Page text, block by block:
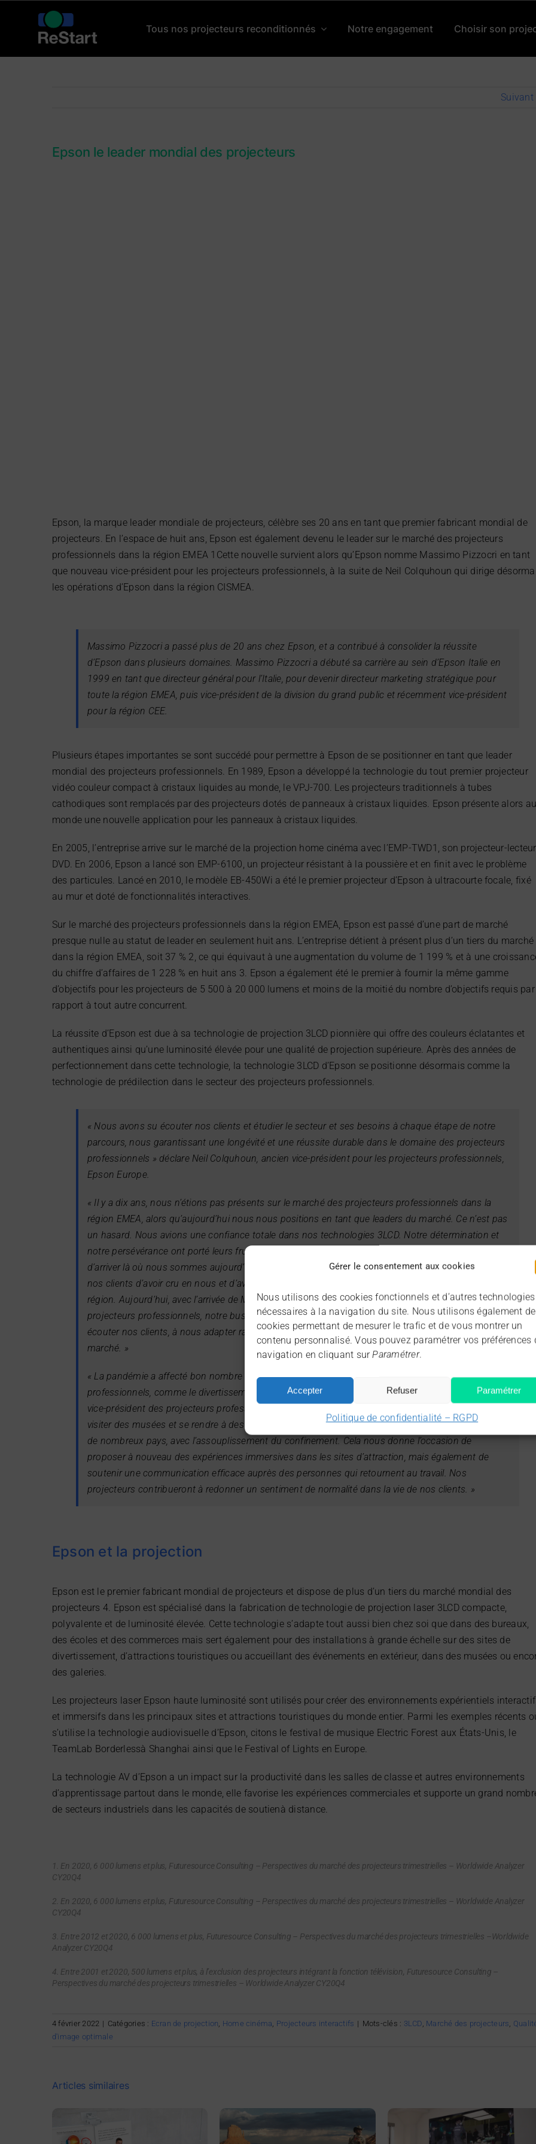
Gérer le consentement aux cookies
Nous utilisons des cookies fonctionnels et d’autres technologies
nécessaires à la navigation du site. Nous utilisons également
cookies permettant de mesurer le trafic et de vous montrer un
contenu personnalisé. Vous pouvez paramétrer vos préférences
navigation en cliquant surParamétrer.
Accepter Refuser Paramétrer
Politique de confidentialité – RGPD
Tous nos projecteurs reconditionnés Notre engagement Choisir son
Suivant
Epson le leader mondial des projecteurs
Epson, la marque leader mondiale de projecteurs, célèbre ses 20 ans en tant que premier fabricant mondial de
projecteurs. En l’espace de huit ans, Epson est également devenu le leader sur le marché des projecteurs
professionnels dans la région EMEA 1Cette nouvelle survient alors qu’Epson nomme Massimo Pizzocri en tant
que nouveau vice-président pour les projecteurs professionnels, à la suite de Neil Colquhoun qui dirige
les opérations d’Epson dans la région CISMEA.
Massimo Pizzocri a passé plus de 20 ans chez Epson, et a contribué à consolider la réussite
d’Epson dans plusieurs domaines. Massimo Pizzocri a débuté sa carrière au sein d’Epson Italie en
1999 en tant que directeur général pour l’Italie, pour devenir directeur marketing stratégique pour
toute la région EMEA, puis vice-président de la division du grand public et récemment vice-président
pour la région CEE.
Plusieurs étapes importantes se sont succédé pour permettre à Epson de se positionner en tant que leader
mondial des projecteurs professionnels. En 1989, Epson a développé la technologie du tout premier projecteur
vidéo couleur compact à cristaux liquides au monde, le VPJ-700. Les projecteurs traditionnels à tubes
cathodiques sont remplacés par des projecteurs dotés de panneaux à cristaux liquides. Epson présente alors
monde une nouvelle application pour les panneaux à cristaux liquides.
En 2005, l’entreprise arrive sur le marché de la projection home cinéma avec l’EMP-TWD1, son projecteur-lecteur
DVD. En 2006, Epson a lancé son EMP-6100, un projecteur résistant à la poussière et en finit avec le problème
des particules. Lancé en 2010, le modèle EB-450Wi a été le premier projecteur d’Epson à ultracourte focale, fixé
au mur et doté de fonctionnalités interactives.
Sur le marché des projecteurs professionnels dans la région EMEA, Epson est passé d’une part de marché
presque nulle au statut de leader en seulement huit ans. L’entreprise détient à présent plus d’un tiers du marché
dans la région EMEA, soit 37 % 2, ce qui équivaut à une augmentation du volume de 1 199 % et à une
du chiffre d’affaires de 1 228 % en huit ans 3. Epson a également été le premier à fournir la même gamme
d’objectifs pour les projecteurs de 5 500 à 20 000 lumens et moins de la moitié du nombre d’objectifs requis par
rapport à tout autre concurrent.
La réussite d’Epson est due à sa technologie de projection 3LCD pionnière qui offre des couleurs éclatantes et
authentiques ainsi qu’une luminosité élevée pour une qualité de projection supérieure. Après des années de
perfectionnement dans cette technologie, la technologie 3LCD d’Epson se positionne désormais comme la
technologie de prédilection dans le secteur des projecteurs professionnels.
« Nous avons su écouter nos clients et étudier le secteur et ses besoins à chaque étape de notre
parcours, nous garantissant une longévité et une réussite durable dans le domaine des projecteurs
professionnels » déclare Neil Colquhoun, ancien vice-président pour les projecteurs professionnels,
Epson Europe.
« Il y a dix ans, nous n’étions pas présents sur le marché des projecteurs professionnels dans la
région EMEA, alors qu’aujourd’hui nous nous positions en tant que leaders du marché. Ce n’est pas
un hasard. Nous avions une confiance totale dans nos technologies 3LCD. Notre détermination et
notre persévérance ont porté leurs fruits, sans oublier le soutien de nos clients, qui nous ont permis
d’arriver là où nous sommes aujourd’hui. Je souhaiterais profiter de cette occasion pour remercier
nos clients d’avoir cru en nous et d’avoir permis de réaliser de grands projets dans toute notre
région. Aujourd’hui, avec l’arrivée de Massimo Pizzocri en tant que nouveau vice-président des
projecteurs professionnels, notre business est entre de bonnes mains. Nous continuerons à
écouter nos clients, à nous adapter rapidement aux changements et à répondre aux besoins du
marché. »
« La pandémie a affecté bon nombre de nos segments clés sur le marché des projecteurs
professionnels, comme le divertissement, l’hôtellerie et l’événementiel », déclare Massimo Pizzocri,
vice-président des projecteurs professionnels. « Beaucoup de nos privilèges ont été limités, comme
visiter des musées et se rendre à des concerts et au théâtre. Ils refont à présent leur apparition dans
de nombreux pays, avec l’assouplissement du confinement. Cela nous donne l’occasion de
proposer à nouveau des expériences immersives dans les sites d’attraction, mais également de
soutenir une communication efficace auprès des personnes qui retournent au travail. Nos
projecteurs contribueront à redonner un sentiment de normalité dans la vie de nos clients. »
Epson et la projection
Epson est le premier fabricant mondial de projecteurs et dispose de plus d’un tiers du marché mondial des
projecteurs 4. Epson est spécialisé dans la fabrication de technologie de projection laser 3LCD compacte,
polyvalente et de luminosité élevée. Cette technologie s’adapte tout aussi bien chez soi que dans des bureaux,
des écoles et des commerces mais sert également pour des installations à grande échelle sur des sites de
divertissement, d’attractions touristiques ou accueillant des événements en extérieur, dans des musées ou
des galeries.
Les projecteurs laser Epson haute luminosité sont utilisés pour créer des environnements expérientiels
et immersifs dans les principaux sites et attractions touristiques du monde entier. Parmi les exemples récents
s’utilise la technologie audiovisuelle d’Epson, citons le festival de musique Electric Forest aux États-Unis, le
TeamLab Borderlessà Shanghai ainsi que le Festival of Lights en Europe.
La technologie AV d’Epson a un impact sur la productivité dans les salles de classe et autres environnements
d’apprentissage partout dans le monde, elle favorise les expériences commerciales et supporte un grand
de secteurs industriels dans les capacités de soutienà distance.
1. En 2020, 6 000 lumens et plus, Futuresource Consulting – Perspectives du marché des projecteurs trimestrielles – Worldwide Analyzer
CY20Q4
2. En 2020, 6 000 lumens et plus, Futuresource Consulting – Perspectives du marché des projecteurs trimestrielles – Worldwide Analyzer
CY20Q4
3. Entre 2012 et 2020, 6 000 lumens et plus, Futuresource Consulting – Perspectives du marché des projecteurs trimestrielles –Worldwide
Analyzer CY20Q4
4. Entre 2001 et 2020, 500 lumens et plus, à l’exclusion des projecteurs intégrant la fonction télévision, Futuresource Consulting –
Perspectives du marché des projecteurs trimestrielles – Worldwide Analyzer CY20Q4
4 février 2022 | Catégories : Ecran de projection Home cinéma Projecteurs interactifs | Mots-clés : 3LCD Marché des projecteurs
d'image optimale
Articles similaires